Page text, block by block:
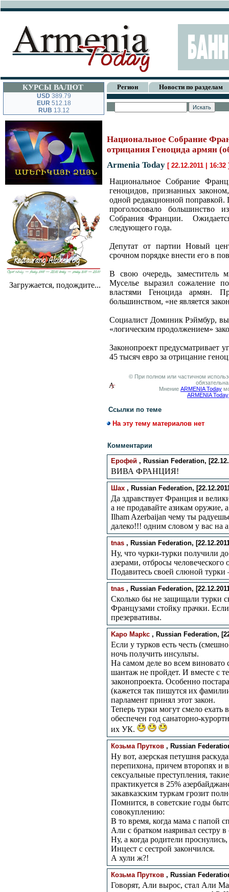
КУРСЫ ВАЛЮТ
USD 389.79
EUR 512.18
RUB 13.12
Загружается, подождите...
Регион Новости по разделам
Национальное Собрание
отрицания Геноцида армян
Armenia Today [ 22.12.2011 |
Национальное Собрание
геноцидов, признанных
одной редакционной поправкой.
проголосовало большинство
Собрания Франции.
следующего года.
Депутат от партии Новый
срочном порядке внести его в
В свою очередь, заместитель
Муселье выразил сожаление
властями Геноцида армян.
большинством, «не является
Социалист Доминик Рэймбур,
«логическим продолжением»
Законопроект предусматривает
45 тысяч евро за отрицание
© При полном или частичном
Мнение ARMENIA Today
ARMENIA Today
Ссылки по теме
На эту тему материалов нет
Комментарии
Ерофей , Russian Federation,
ВИВА ФРАНЦИЯ!
Шах , Russian Federation,
Да здравствует Франция и
а не продавайте азикам оружие,
Ilham Azerbaijan чему ты
далеко!!! одним словом у вас на
tnas , Russian Federation,
Ну, что чурки-турки получили
азерами, отбросы
Подавитесь своей слюной
tnas , Russian Federation,
Сколько бы не защищали турки
Французами стойку прачки.
презервативы.
Kapo Mapkc , Russian Federation,
Если у турков есть честь
ночь получить инсульты.
На самом деле во всем
шантаж не пройдет. И вместе с
законопроекта. Особенно
(кажется так пишутся их
парламент принял этот закон.
Теперь турки могут смело
обеспечен год санаторно-
их УК.
Козьма Прутков , Russian
Ну вот, азерская петушня
перепихона, причем второпях и
сексуальные преступления,
практикуется в 25%
закавказским туркам грозит
Помнится, в советские годы
совокуплению:
В то время, когда мама с папой
Али с братком наяривал сестру в
Ну, а когда родители проснулись,
Инцест с сестрой закончился.
А хули ж?!
Козьма Прутков , Russian
Говорят, Али вырос, стал Али